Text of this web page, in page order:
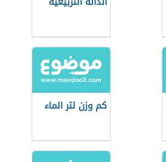
كم وزن لتر الماء